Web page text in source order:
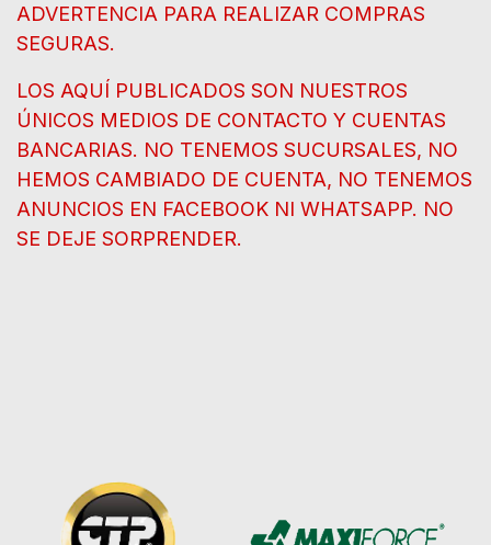
ADVERTENCIA PARA REALIZAR COMPRAS
SEGURAS.
LOS AQUÍ PUBLICADOS SON NUESTROS
ÚNICOS MEDIOS DE CONTACTO Y CUENTAS
BANCARIAS. NO TENEMOS SUCURSALES, NO
HEMOS CAMBIADO DE CUENTA, NO TENEMOS
ANUNCIOS EN FACEBOOK NI WHATSAPP. NO
SE DEJE SORPRENDER.